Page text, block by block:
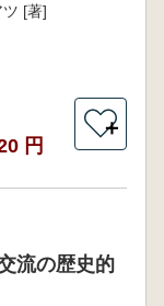
[著]
円
＋
流の歴史的